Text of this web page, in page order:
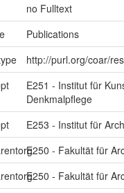
no Fulltext
Publications
http://purl.org/coar/
E251 - Institut für
Denkmalpflege
E253 - Institut für
E250 - Fakultät für
E250 - Fakultät für